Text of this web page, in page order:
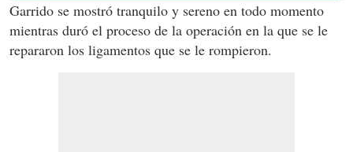
Garrido se mostró tranquilo y sereno en todo momento
mientras duró el proceso de la operación en la que se le
repararon los ligamentos que se le rompieron.